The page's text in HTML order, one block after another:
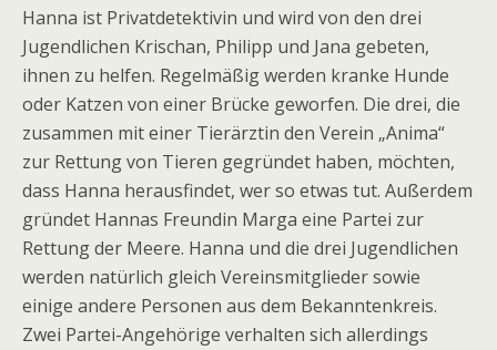
Hanna ist Privatdetektivin und wird von den drei
Jugendlichen Krischan, Philipp und Jana gebeten,
ihnen zu helfen. Regelmäßig werden kranke Hunde
oder Katzen von einer Brücke geworfen. Die drei, die
zusammen mit einer Tierärztin den Verein „Anima“
zur Rettung von Tieren gegründet haben, möchten,
dass Hanna herausfindet, wer so etwas tut. Außerdem
gründet Hannas Freundin Marga eine Partei zur
Rettung der Meere. Hanna und die drei Jugendlichen
werden natürlich gleich Vereinsmitglieder sowie
einige andere Personen aus dem Bekanntenkreis.
Zwei Partei-Angehörige verhalten sich allerdings